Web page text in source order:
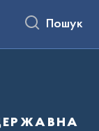
Пошук